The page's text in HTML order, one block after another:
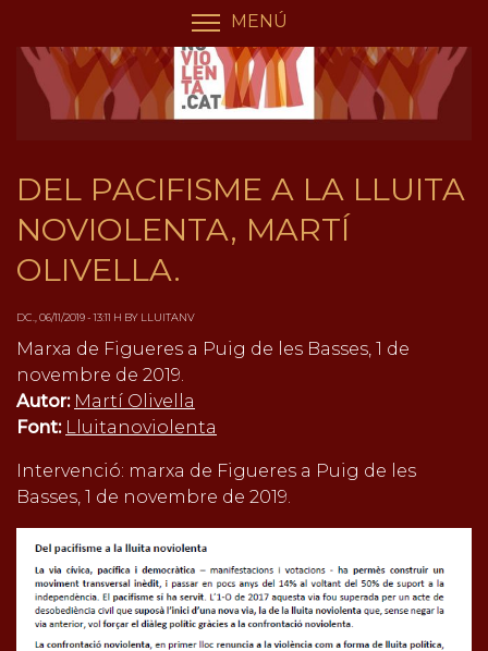
contingut
MENÚ
DEL PACIFISME A LA LLUITA
NOVIOLENTA, MARTÍ
OLIVELLA.
DC., 06/11/2019 - 13:11 H BY LLUITANV
Marxa de Figueres a Puig de les Basses, 1 de
novembre de 2019.
Autor: Martí Olivella
Font: Lluitanoviolenta
Intervenció: marxa de Figueres a Puig de les
Basses, 1 de novembre de 2019.
Panell de gestió de galetes